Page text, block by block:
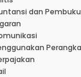
dan